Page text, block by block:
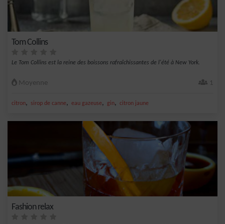
Tom Collins
Le Tom Collins est la reine des boissons rafraîchissantes de l'été à New York.
Moyenne 1
citron, sirop de canne, eau gazeuse, gin, citron jaune
Fashion relax